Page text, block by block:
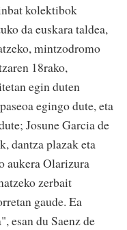
kolektibok
da euskara taldea,
mintzodromo
18rako,
egin duten
egingo dute, eta
Josune Garcia de
dantza plazak eta
aukera Olarizura
zerbait
gaude. Ea
esan du Saenz de